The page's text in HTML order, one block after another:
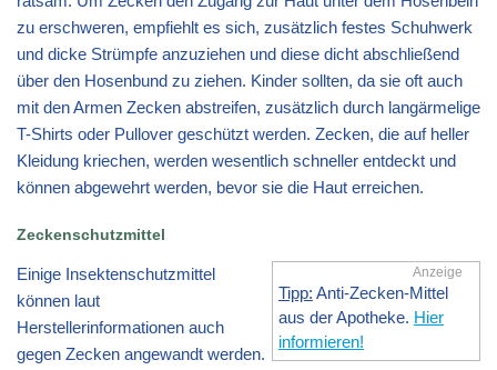
zu erschweren, empfiehlt es sich, zusätzlich festes Schuhwerk
und dicke Strümpfe anzuziehen und diese dicht abschließend
über den Hosenbund zu ziehen. Kinder sollten, da sie oft auch
mit den Armen Zecken abstreifen, zusätzlich durch langärmelige
T-Shirts oder Pullover geschützt werden. Zecken, die auf heller
Kleidung kriechen, werden wesentlich schneller entdeckt und
können abgewehrt werden, bevor sie die Haut erreichen.
Zeckenschutzmittel
Anzeige
Tipp: Anti-Zecken-Mittel
aus der Apotheke. Hier
informieren!
Einige Insektenschutzmittel
können laut
Herstellerinformationen auch
gegen Zecken angewandt werden.